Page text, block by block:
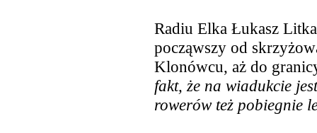
Radiu Elka Łukasz Litka
począwszy od
Klonówcu, aż do
fakt, że na wiadukcie
rowerów też pobiegnie